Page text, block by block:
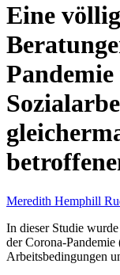
Eine
Meredith Hemphill
In dieser Studie
der Corona-
Arbeitsbedingungen